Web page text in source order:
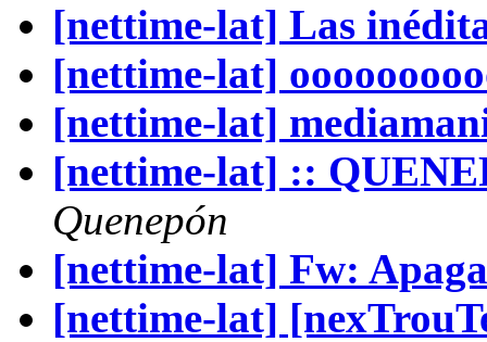
[nettime-lat] Las
[nettime-lat]
[nettime-lat]
[nettime-lat] ::
Quenepón
[nettime-lat] Fw:
[nettime-lat]